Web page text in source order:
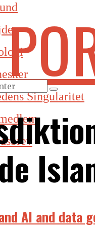
Singularitet
AI and data